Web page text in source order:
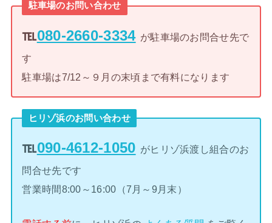
駐車場のお問い合わせ
℡080-2660-3334 が駐車場のお問合せ先で
す
駐車場は7/12～９月の末頃まで有料になります
ヒリゾ浜のお問い合わせ
℡090-4612-1050 がヒリゾ浜渡し組合のお
問合せ先です
営業時間8:00～16:00（7月～9月末）